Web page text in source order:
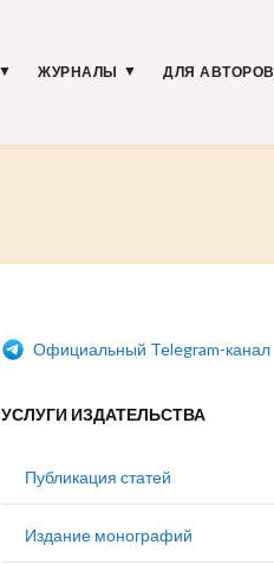
ЖУРНАЛЫ ДЛЯ АВТОРОВ
Официальный Telegram-канал
УСЛУГИ ИЗДАТЕЛЬСТВА
Публикация статей
Издание монографий